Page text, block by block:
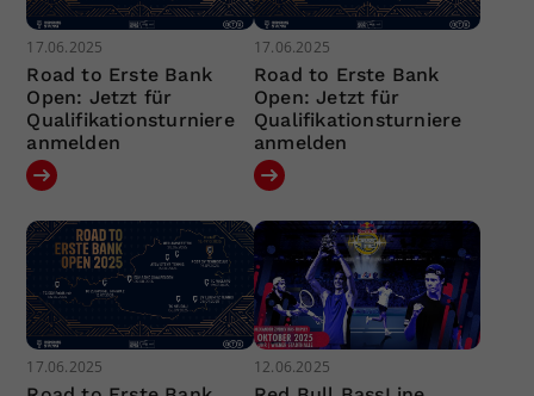
17.06.2025
Road to Erste Bank
Open: Jetzt für
Qualifikationsturniere
anmelden
17.06.2025
Road to Erste Bank
Open: Jetzt für
Qualifikationsturniere
anmelden
17.06.2025 12.06.2025